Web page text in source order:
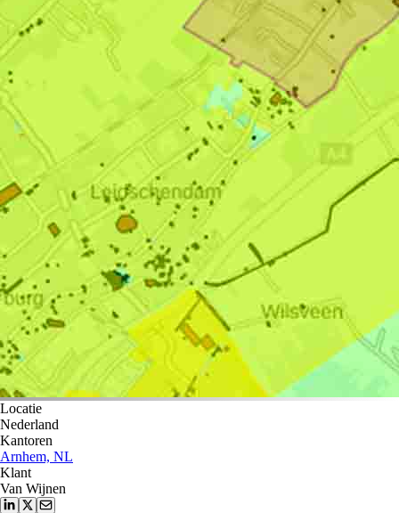
Locatie
Nederland
Kantoren
Arnhem, NL
Klant
Van Wijnen